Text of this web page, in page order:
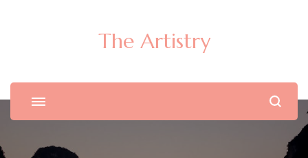
The Artistry